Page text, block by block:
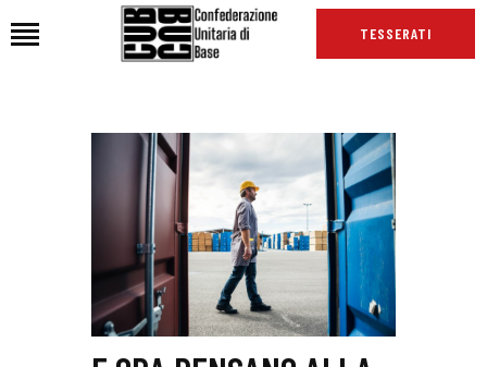
TESSERATI
CHI SIAMO
PODCAST CUB
TG CUB
INTERNAZIONALE